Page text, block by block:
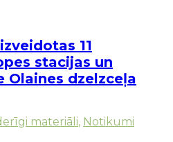
11
stacijas un
Olaines dzelzceļa
materiāli, Notikumi